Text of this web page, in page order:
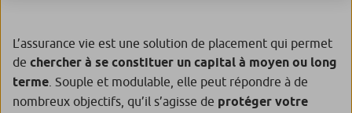
L’assurance vie est une solution de placement qui permet
de chercher à se constituer un capital à moyen ou long
terme . Souple et modulable, elle peut répondre à de
nombreux objectifs, qu’il s’agisse de protéger votre